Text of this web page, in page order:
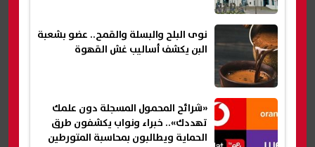
نوى البلح والبسلة والقمح.. عضو بشعبة
البن يكشف أساليب غش القهوة
«شرائح المحمول المسجلة دون علمك
تهددك».. خبراء ونواب يكشفون طرق
الحماية ويطالبون بمحاسبة المتورطين